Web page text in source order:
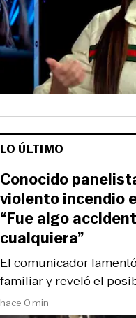
LO ÚLTIMO
hace 0 min
El comunicador
familiar y reveló el
Conocido
violento incendio
“Fue algo
cualquiera”